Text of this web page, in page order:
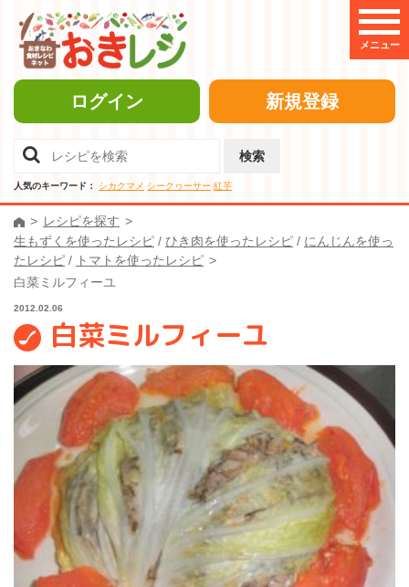
メニュー
ログイン 新規登録
検索
人気のキーワード： シカクマメ シークヮーサー 紅芋
レシピを探す
生もずくを使ったレシピ / ひき肉を使ったレシピ / にんじんを使っ
たレシピ / トマトを使ったレシピ
白菜ミルフィーユ
2012.02.06
白菜ミルフィーユ